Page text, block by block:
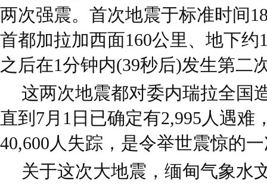
两次强震。首次地震于标准时间
首都加拉加西面160公里、地下约
之后在1分钟内(39秒后)发生第二
这两次地震都对委内瑞拉全国
直到7月1日已确定有2,995人遇难
40,600人失踪，是令举世震惊的
关于这次大地震，缅甸气象水